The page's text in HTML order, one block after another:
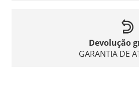
Devolução
GARANTIA DE